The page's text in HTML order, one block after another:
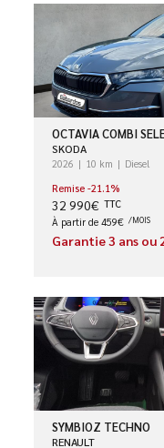
OCTAVIA COMBI
SKODA
2026 10 km
Diesel
Remise -21.1%
32 990€ TTC
À partir de 459€ /MOIS
Garantie 3 ans ou
SYMBIOZ TECHNO
RENAULT